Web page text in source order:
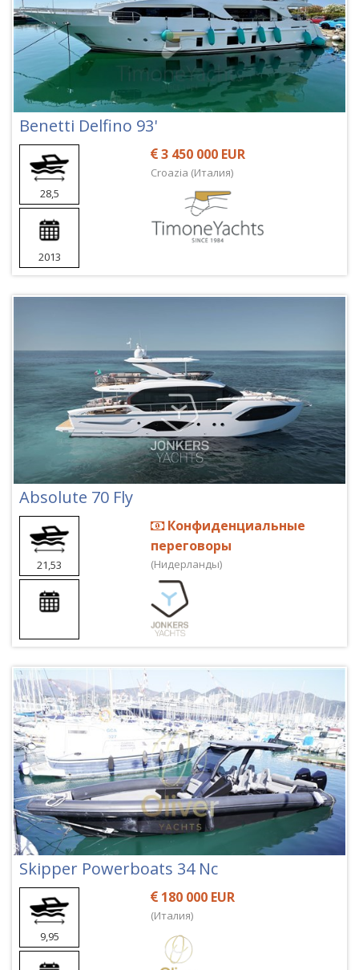
Benetti Delfino 93'
28,5
2013
3 450 000 EUR
Croazia (Италия)
Absolute 70 Fly
21,53
Конфиденциальные
переговоры
(Нидерланды)
Skipper Powerboats 34 Nc
9,95
180 000 EUR
(Италия)